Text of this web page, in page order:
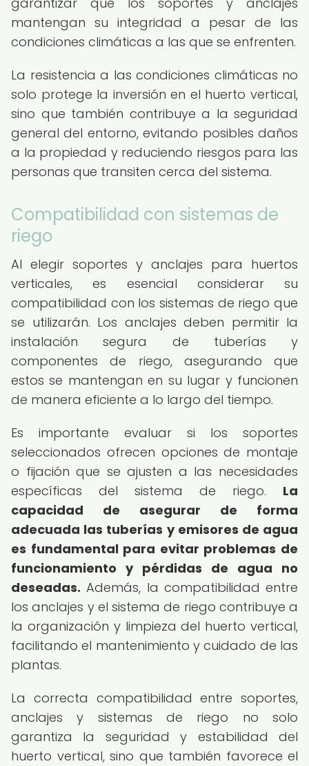
mantengan su integridad a pesar de las
condiciones climáticas a las que se enfrenten.
La resistencia a las condiciones climáticas no
solo protege la inversión en el huerto vertical,
sino que también contribuye a la seguridad
general del entorno, evitando posibles daños
a la propiedad y reduciendo riesgos para las
personas que transiten cerca del sistema.
Compatibilidad con sistemas de
riego
Al elegir soportes y anclajes para huertos
verticales, es esencial considerar su
compatibilidad con los sistemas de riego que
se utilizarán. Los anclajes deben permitir la
instalación segura de tuberías y
componentes de riego, asegurando que
estos se mantengan en su lugar y funcionen
de manera eficiente a lo largo del tiempo.
Es importante evaluar si los soportes
seleccionados ofrecen opciones de montaje
o fijación que se ajusten a las necesidades
específicas del sistema de riego. La
capacidad de asegurar de forma
adecuada las tuberías y emisores de agua
es fundamental para evitar problemas de
funcionamiento y pérdidas de agua no
deseadas. Además, la compatibilidad entre
los anclajes y el sistema de riego contribuye a
la organización y limpieza del huerto vertical,
facilitando el mantenimiento y cuidado de las
plantas.
La correcta compatibilidad entre soportes,
anclajes y sistemas de riego no solo
garantiza la seguridad y estabilidad del
huerto vertical, sino que también favorece el